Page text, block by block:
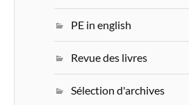
PE in english
Revue des livres
Sélection d'archives